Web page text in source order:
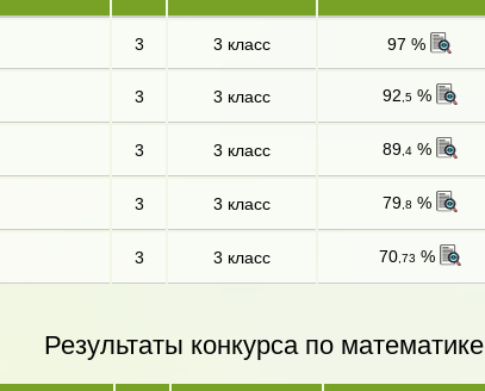
3 3 класс 97 %
3 3 класс 92 ,5%
3 3 класс 89,4%
3 3 класс 79,8 %
3 3 класс 70,73 %
Результаты конкурса по математике